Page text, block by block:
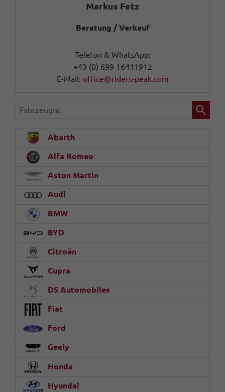
Markus Fetz
Beratung / Verkauf
Telefon & WhatsApp:
+43 (0) 699 16411912
E-Mail: office@riders-peak.com
Fahrzeugnr.
Abarth
Alfa Romeo
Aston Martin
Audi
BMW
BYD
Citroën
Cupra
DS Automobiles
Fiat
Ford
Geely
Honda
Hyundai